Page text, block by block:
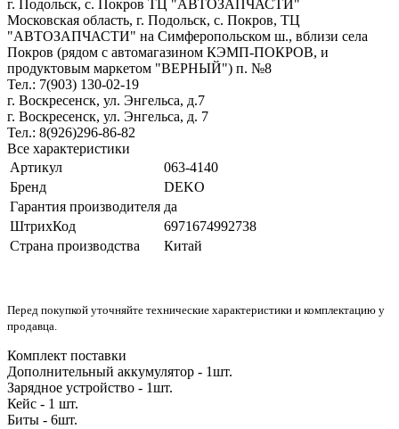
г. Подольск, c. Покров ТЦ "АВТОЗАПЧАСТИ"
Московская область, г. Подольск, c. Покров, ТЦ
"АВТОЗАПЧАСТИ" на Симферопольском ш., вблизи села
Покров (рядом с автомагазином КЭМП-ПОКРОВ, и
продуктовым маркетом "ВЕРНЫЙ") п. №8
Тел.: 7(903) 130-02-19
г. Воскресенск, ул. Энгельса, д.7
г. Воскресенск, ул. Энгельса, д. 7
Тел.: 8(926)296-86-82
Все характеристики
Артикул
063-4140
Бренд
DEKO
Гарантия производителя да
ШтрихКод
6971674992738
Страна производства
Китай
Перед покупкой уточняйте технические характеристики и комплектацию у
продавца.
Комплект поставки
Дополнительный аккумулятор - 1шт.
Зарядное устройство - 1шт.
Кейс - 1 шт.
Биты - 6шт.